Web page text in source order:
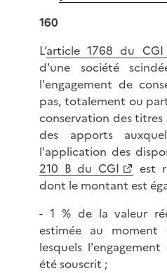
160
L’article 1768 du CGI
d'une société
l'engagement de
pas, totalement ou
conservation des titres
des apports
l'application des
210 B du CGI
est
dont le montant est
- 1 % de la valeur
estimée au
lesquels
été souscrit ;